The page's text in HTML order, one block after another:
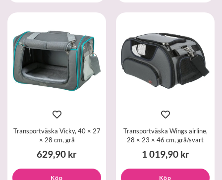
Transportväska Vicky, 40 × 27
× 28 cm, grå
629,90 kr
Köp
Transportväska Wings airline,
28 × 23 × 46 cm, grå/svart
1 019,90 kr
Köp